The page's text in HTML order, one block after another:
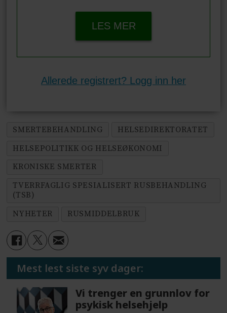
LES MER
Allerede registrert? Logg inn her
SMERTEBEHANDLING
HELSEDIREKTORATET
HELSEPOLITIKK OG HELSEØKONOMI
KRONISKE SMERTER
TVERRFAGLIG SPESIALISERT RUSBEHANDLING
(TSB)
NYHETER
RUSMIDDELBRUK
Mest lest siste syv dager:
Vi trenger en grunnlov for
psykisk helsehjelp